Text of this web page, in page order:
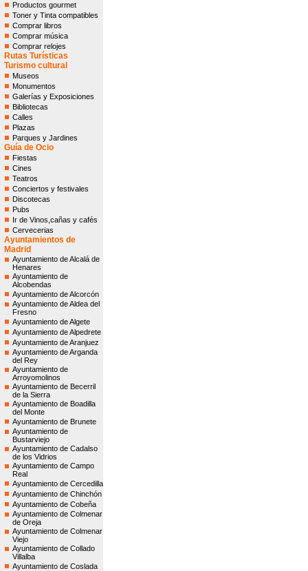
Productos gourmet
Toner y Tinta compatibles
Comprar libros
Comprar música
Comprar relojes
Rutas Turísticas
Turismo cultural
Museos
Monumentos
Galerías y Exposiciones
Bibliotecas
Calles
Plazas
Parques y Jardines
Guía de Ocio
Fiestas
Cines
Teatros
Conciertos y festivales
Discotecas
Pubs
Ir de Vinos,cañas y cafés
Cervecerias
Ayuntamientos de
Madrid
Ayuntamiento de Alcalá de
Henares
Ayuntamiento de
Alcobendas
Ayuntamiento de Alcorcón
Ayuntamiento de Aldea del
Fresno
Ayuntamiento de Algete
Ayuntamiento de Alpedrete
Ayuntamiento de Aranjuez
Ayuntamiento de Arganda
del Rey
Ayuntamiento de
Arroyomolinos
Ayuntamiento de Becerril
de la Sierra
Ayuntamiento de Boadilla
del Monte
Ayuntamiento de Brunete
Ayuntamiento de
Bustarviejo
Ayuntamiento de Cadalso
de los Vidrios
Ayuntamiento de Campo
Real
Ayuntamiento de Cercedilla
Ayuntamiento de Chinchón
Ayuntamiento de Cobeña
Ayuntamiento de Colmenar
de Oreja
Ayuntamiento de Colmenar
Viejo
Ayuntamiento de Collado
Villalba
Ayuntamiento de Coslada